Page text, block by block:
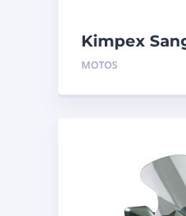
Kimpex
400 lb
MOTOS